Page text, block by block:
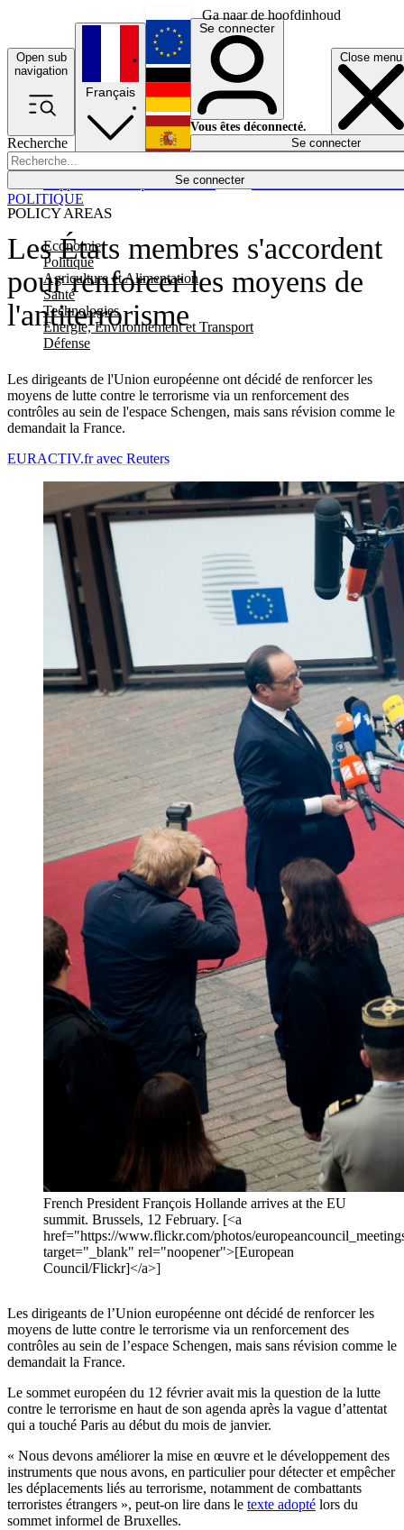
Ga naar de hoofdinhoud
Open sub
navigation
Close menu
Recherche
Se connecter
POLICY AREAS
Economie
Politique
Agriculture et Alimentation
Santé
Technologies
Energie, Environnement et Transport
Défense
Économie
Français
English
Deutsch
Español
Se connecter
Vous êtes déconnecté.
Se connecter
Les États membres s'accordent
pour renforcer les moyens de
l'antiterrorisme
Les dirigeants de l'Union européenne ont décidé de renforcer les
moyens de lutte contre le terrorisme via un renforcement des
contrôles au sein de l'espace Schengen, mais sans révision comme le
demandait la France.
POLITIQUE
EURACTIV.fr avec Reuters
French President François Hollande arrives at the EU
summit. Brussels, 12 February. [<a
href="https://www.flickr.com/photos/
target="_blank" rel="noopener">[European
Council/Flickr]</a>]
Les dirigeants de l’Union européenne ont décidé de renforcer les
moyens de lutte contre le terrorisme via un renforcement des
contrôles au sein de l’espace Schengen, mais sans révision comme le
demandait la France.
Le sommet européen du 12 février avait mis la question de la lutte
contre le terrorisme en haut de son agenda après la vague d’attentat
qui a touché Paris au début du mois de janvier.
« Nous devons améliorer la mise en œuvre et le développement des
instruments que nous avons, en particulier pour détecter et empêcher
les déplacements liés au terrorisme, notamment de combattants
terroristes étrangers », peut-on lire dans le texte adopté lors du
sommet informel de Bruxelles.